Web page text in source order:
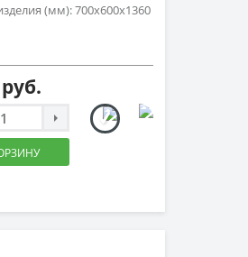
(мм): 700х600х1360